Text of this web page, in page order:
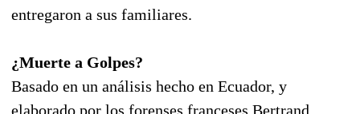
entregaron a sus familiares.
¿Muerte a Golpes?
Basado en un análisis hecho en Ecuador, y
elaborado por los forenses franceses Bertrand